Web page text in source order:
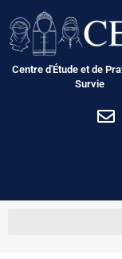
au
contenu
Centre d'Étude et de
Survie